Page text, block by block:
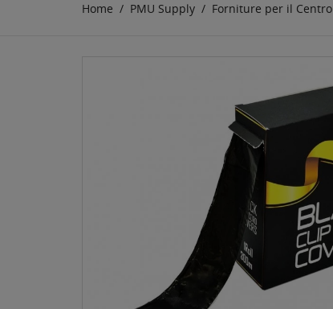
Home PMU Supply Forniture per il Centro